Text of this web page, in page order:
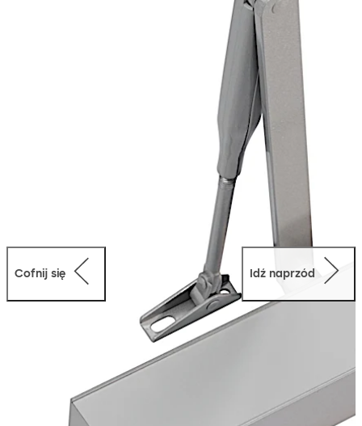
o podwyższanych własnościach antykorozyjnych:
opcja. Spełnia normę PN-EN 1154. Certyfikowana
Cofnij się Idź naprzód